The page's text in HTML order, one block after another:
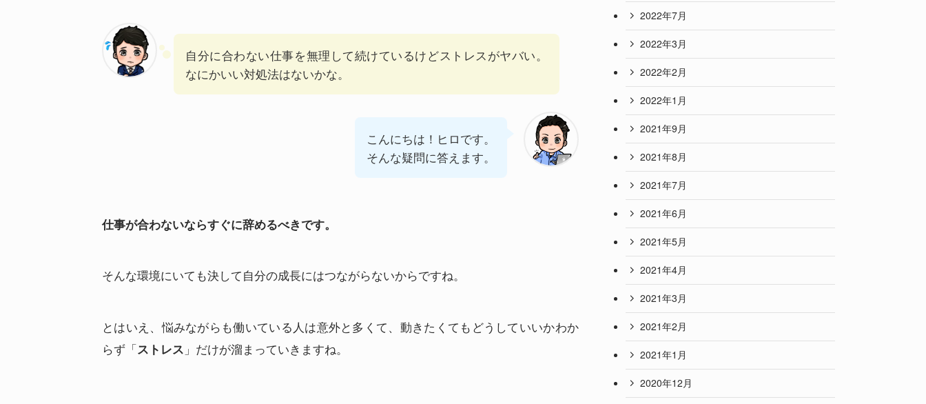
自分に合わない仕事を無理して続けているけどストレスがヤバい。
なにかいい対処法はないかな。
こんにちは！ヒロです。
そんな疑問に答えます。
仕事が合わないならすぐに辞めるべきです。
そんな環境にいても決して自分の成長にはつながらないからですね。
とはいえ、悩みながらも働いている人は意外と多くて、動きたくてもどうしていいかわか
らず「ストレス 」だけが溜まっていきますね。
2022年7月
2022年3月
2022年2月
2022年1月
2021年9月
2021年8月
2021年7月
2021年6月
2021年5月
2021年4月
2021年3月
2021年2月
2021年1月
2020年12月